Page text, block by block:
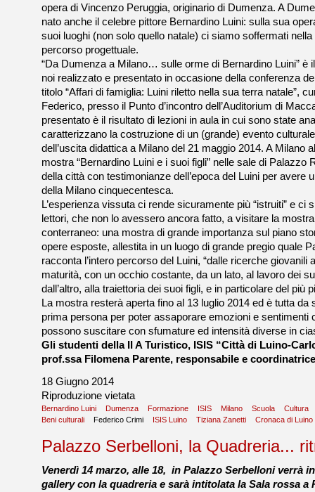
opera di Vincenzo Peruggia, originario di Dumenza. A
nato anche il celebre pittore Bernardino Luini: sulla sua
suoi luoghi (non solo quello natale) ci siamo soffermati
percorso progettuale.
“Da Dumenza a Milano… sulle orme di Bernardino Luini” è il
noi realizzato e presentato in occasione della conferenza
titolo “Affari di famiglia: Luini riletto nella sua terra natale”,
Federico, presso il Punto d’incontro dell’Auditorium di
presentato è il risultato di lezioni in aula in cui sono state
caratterizzano la costruzione di un (grande) evento
dell’uscita didattica a Milano del 21 maggio 2014. A Milano
mostra “Bernardino Luini e i suoi figli” nelle sale di Palazzo
della città con testimonianze dell’epoca del Luini per avere
della Milano cinquecentesca.
L’esperienza vissuta ci rende sicuramente più “istruiti” e ci
lettori, che non lo avessero ancora fatto, a visitare la
conterraneo: una mostra di grande importanza sul piano
opere esposte, allestita in un luogo di grande pregio quale
racconta l’intero percorso del Luini, “dalle ricerche giovanili
maturità, con un occhio costante, da un lato, al lavoro dei
dall’altro, alla traiettoria dei suoi figli, e in particolare del più
La mostra resterà aperta fino al 13 luglio 2014 ed è tutta da
prima persona per poter assaporare emozioni e sentimenti
possono suscitare con sfumature ed intensità diverse in
Gli studenti della II A Turistico, ISIS “Città di Luino-
prof.ssa Filomena Parente, responsabile e
18 Giugno 2014
Riproduzione vietata
Bernardino Luini Dumenza Formazione ISIS Milano Scuola
Cultura
Beni culturali
Federico Crimi ISIS Luino Tiziana Zanetti Cronaca di Luino
Palazzo Serbelloni, la Quadreria...
Venerdì 14 marzo, alle 18, in Palazzo Serbelloni verrà
gallery con la quadreria e sarà intitolata la Sala rossa a